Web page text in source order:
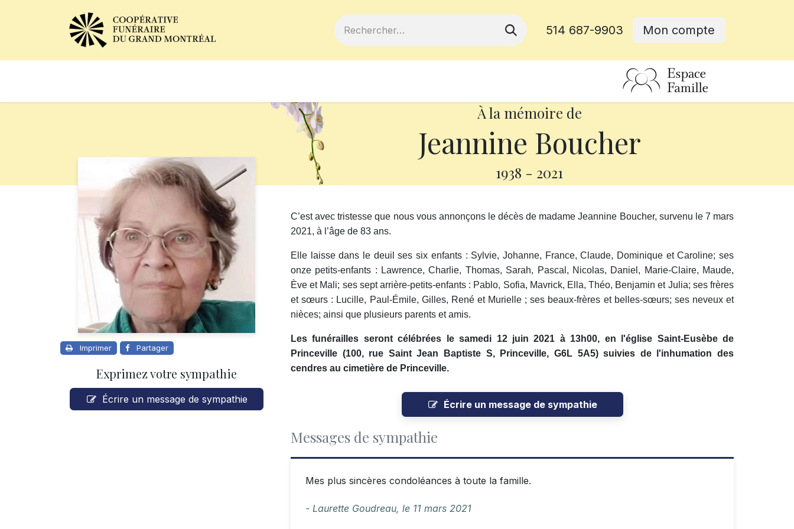
514 687-9903 Mon compte
À la mémoire de
Jeannine Boucher
1938 - 2021
Imprimer Partager
Exprimez votre sympathie
Écrire un message de sympathie
C’est avec tristesse que nous vous annonçons le décès de madame Jeannine Boucher, survenu le 7 mars
2021, à l’âge de 83 ans.
Elle laisse dans le deuil ses six enfants : Sylvie, Johanne, France, Claude, Dominique et Caroline; ses
onze petits-enfants : Lawrence, Charlie, Thomas, Sarah, Pascal, Nicolas, Daniel, Marie-Claire, Maude,
Ève et Mali; ses sept arrière-petits-enfants : Pablo, Sofia, Mavrick, Ella, Théo, Benjamin et Julia; ses frères
et sœurs : Lucille, Paul-Émile, Gilles, René et Murielle ; ses beaux-frères et belles-sœurs; ses neveux et
nièces; ainsi que plusieurs parents et amis.
Les funérailles seront célébrées le samedi 12 juin 2021 à 13h00, en l'église Saint-Eusèbe de
Princeville (100, rue Saint Jean Baptiste S, Princeville, G6L 5A5) suivies de l'inhumation des
cendres au cimetière de Princeville.
Écrire un message de sympathie
Messages de sympathie
Mes plus sincères condoléances à toute la famille.
- Laurette Goudreau, le 11 mars 2021